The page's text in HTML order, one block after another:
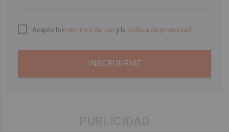
Acepto lostérminos de uso y la política de privacidad
INSCRIBIRME